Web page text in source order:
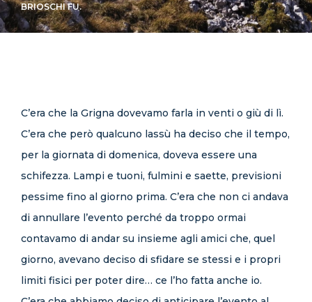
CONTATTI
BRIOSCHI FU.
C’era che la Grigna dovevamo farla in venti o giù di lì.
C’era che però qualcuno lassù ha deciso che il tempo,
per la giornata di domenica, doveva essere una
schifezza. Lampi e tuoni, fulmini e saette, previsioni
pessime fino al giorno prima. C’era che non ci andava
di annullare l’evento perché da troppo ormai
contavamo di andar su insieme agli amici che, quel
giorno, avevano deciso di sfidare se stessi e i propri
limiti fisici per poter dire… ce l’ho fatta anche io.